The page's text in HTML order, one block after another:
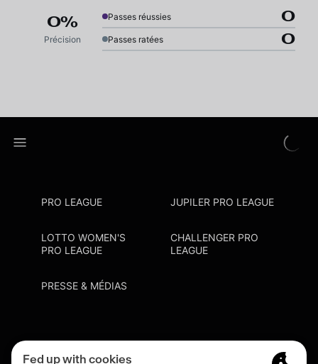
0%
Précision
Passes réussies 0
Passes ratées 0
PRO LEAGUE JUPILER PRO LEAGUE
LOTTO WOMEN'S
PRO LEAGUE
CHALLENGER PRO
LEAGUE
PRESSE & MÉDIAS